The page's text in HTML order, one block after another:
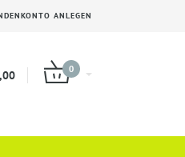
ANLEGEN
0